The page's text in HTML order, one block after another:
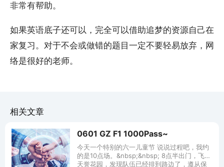
非常有帮助。
如果英语底子还可以，完全可以借助追梦的资源自己在
家复习。对于不会或做错的题目一定不要轻易放弃，网
络是很好的老师。
相关文章
0601 GZ F1 1000Pass~
今天一个特别的六一儿童节 说说过程吧，我约
的是10点场。&nbsp;&nbsp; 8点半出门，飞到
天誉花园，发现队伍已经排到路边了，遵从保